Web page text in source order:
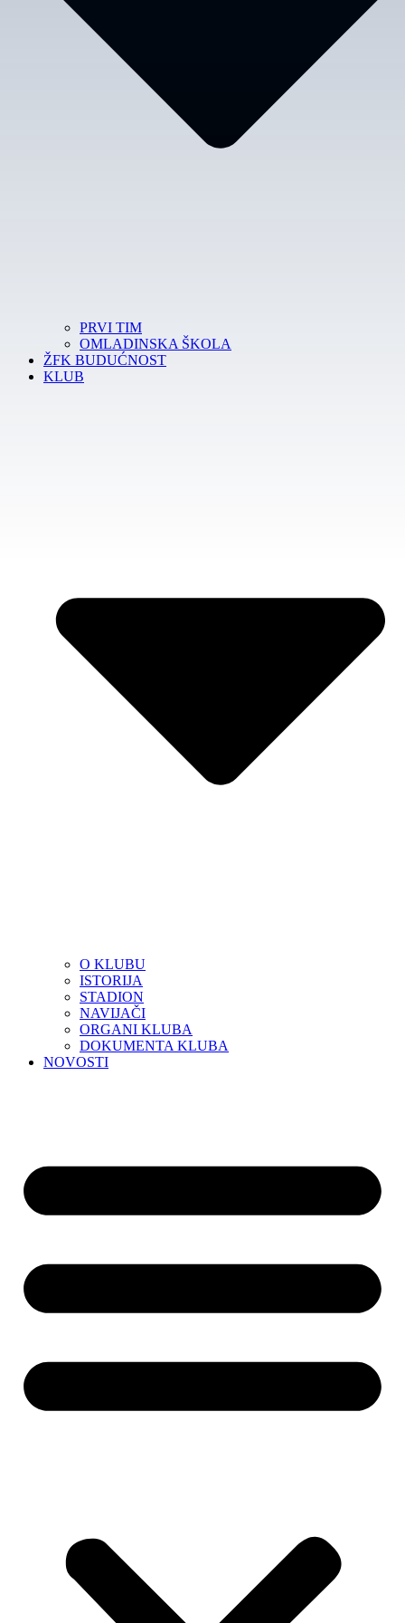
PRVI TIM
OMLADINSKA ŠKOLA
ŽFK BUDUĆNOST
KLUB
O KLUBU
ISTORIJA
STADION
NAVIJAČI
ORGANI KLUBA
DOKUMENTA KLUBA
NOVOSTI